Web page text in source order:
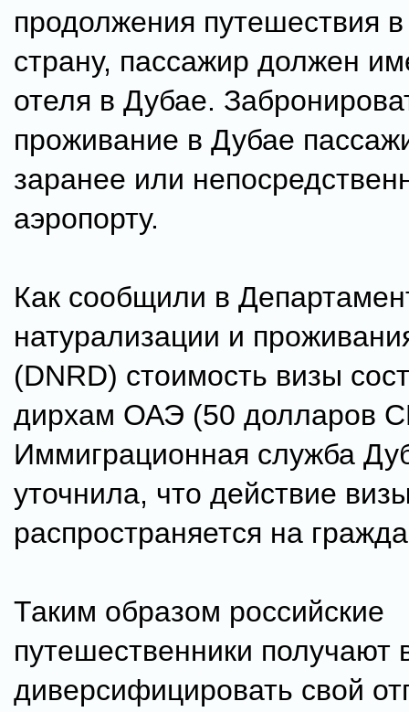
продолжения путешествия
страну, пассажир должен
отеля в Дубае.
проживание в Дубае
заранее или
аэропорту.
Как сообщили в
натурализации и
(DNRD) стоимость визы
дирхам ОАЭ (50 долларов
Иммиграционная служба
уточнила, что действие
распространяется на
Таким образом российские
путешественники получают
диверсифицировать свой